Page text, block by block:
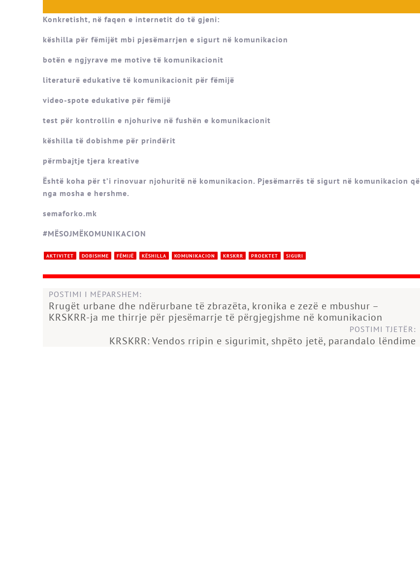
Konkretisht, në faqen e internetit do të gjeni:
këshilla për fëmijët mbi pjesëmarrjen e sigurt në komunikacion
botën e ngjyrave me motive të komunikacionit
literaturë edukative të komunikacionit për fëmijë
video-spote edukative për fëmijë
test për kontrollin e njohurive në fushën e komunikacionit
këshilla të dobishme për prindërit
përmbajtje tjera kreative
Është koha për t’i rinovuar njohuritë në komunikacion. Pjesëmarrës të sigurt në komunikacion që
nga mosha e hershme.
semaforko.mk
#MËSOJMËKOMUNIKACION
AKTIVITET DOBISHME FËMIJË KËSHILLA KOMUNIKACION KRSKRR PROEKTET SIGURI
POSTIMI I MËPARSHEM:
Rrugët urbane dhe ndërurbane të zbrazëta, kronika e zezë e mbushur –
KRSKRR-ja me thirrje për pjesëmarrje të përgjegjshme në komunikacion
POSTIMI TJETËR:
KRSKRR: Vendos rripin e sigurimit, shpëto jetë, parandalo lëndime